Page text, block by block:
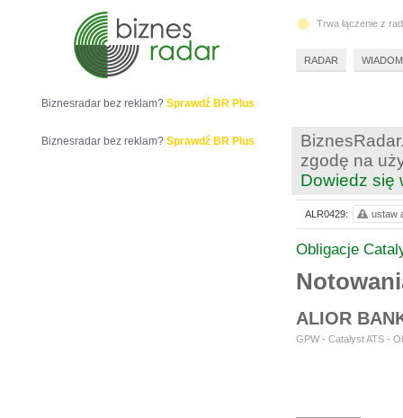
zgodę na
Dowiedz się
Obligacje
ALIOR
GPW - Catalyst ATS -
ALR0429: ustaw
Biznesradar bez reklam? Sprawdź BR Plus
Biznesradar bez reklam? Sprawdź BR Plus
Trwa łączenie z
RADAR